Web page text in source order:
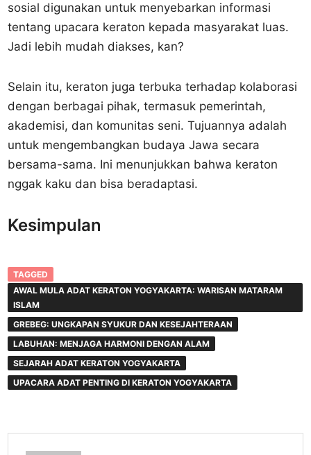
sosial digunakan untuk menyebarkan informasi
tentang upacara keraton kepada masyarakat luas.
Jadi lebih mudah diakses, kan?
Selain itu, keraton juga terbuka terhadap kolaborasi
dengan berbagai pihak, termasuk pemerintah,
akademisi, dan komunitas seni. Tujuannya adalah
untuk mengembangkan budaya Jawa secara
bersama-sama. Ini menunjukkan bahwa keraton
nggak kaku dan bisa beradaptasi.
Kesimpulan
TAGGED
AWAL MULA ADAT KERATON YOGYAKARTA: WARISAN MATARAM
ISLAM
GREBEG: UNGKAPAN SYUKUR DAN KESEJAHTERAAN
LABUHAN: MENJAGA HARMONI DENGAN ALAM
SEJARAH ADAT KERATON YOGYAKARTA
UPACARA ADAT PENTING DI KERATON YOGYAKARTA